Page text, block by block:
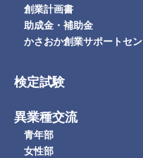
創業計画書
助成金・補助金
かさおか創業サポートセ
検定試験
異業種交流
青年部
女性部